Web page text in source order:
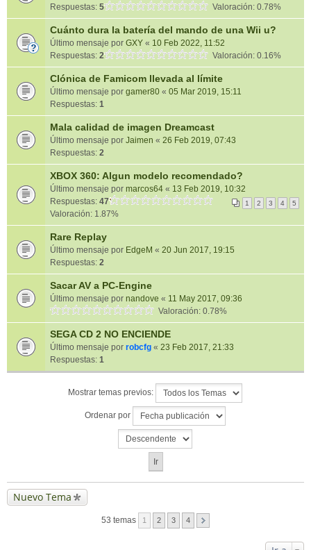
Respuestas: 5 Valoración: 0.78%
Cuánto dura la batería del mando de una Wii u?
Último mensaje por GXY « 10 Feb 2022, 11:52
Respuestas: 2 Valoración: 0.16%
Clónica de Famicom llevada al límite
Último mensaje por gamer80 « 05 Mar 2019, 15:11
Respuestas: 1
Mala calidad de imagen Dreamcast
Último mensaje por Jaimen « 26 Feb 2019, 07:43
Respuestas: 2
XBOX 360: Algun modelo recomendado?
Último mensaje por marcos64 « 13 Feb 2019, 10:32
Respuestas: 47 1 2 3 4 5
Valoración: 1.87%
Rare Replay
Último mensaje por EdgeM « 20 Jun 2017, 19:15
Respuestas: 2
Sacar AV a PC-Engine
Último mensaje por nandove « 11 May 2017, 09:36
Valoración: 0.78%
SEGA CD 2 NO ENCIENDE
Último mensaje por robcfg « 23 Feb 2017, 21:33
Respuestas: 1
Mostrar temas previos:
Ordenar por
Nuevo Tema
53 temas 1 2 3 4